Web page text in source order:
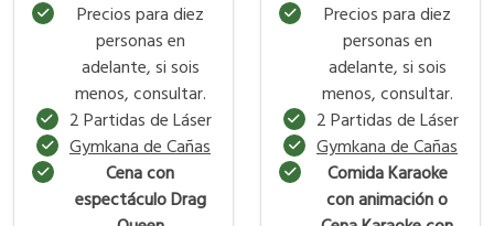
Precios para diez
personas en
adelante, si sois
menos, consultar.
2 Partidas de Láser
Gymkana de Cañas
Cena con
espectáculo Drag
Precios para diez
personas en
adelante, si sois
menos, consultar.
2 Partidas de Láser
Gymkana de Cañas
Comida Karaoke
con animación o